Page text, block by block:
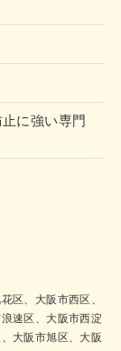
に強い専門
区、大阪市西区、
速区、大阪市西淀
大阪市旭区、大阪